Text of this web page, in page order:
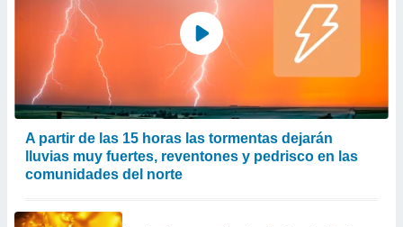
crear un
uso de
contenido
medir el
de la
el
de
A partir de las 15 horas las tormentas dejarán
lluvias muy fuertes, reventones y pedrisco en las
comunidades del norte